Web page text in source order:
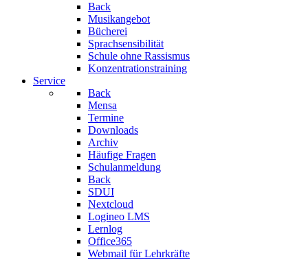
Back
Musikangebot
Bücherei
Sprachsensibilität
Schule ohne Rassismus
Konzentrationstraining
Service
Back
Mensa
Termine
Downloads
Archiv
Häufige Fragen
Schulanmeldung
Back
SDUI
Nextcloud
Logineo LMS
Lernlog
Office365
Webmail für Lehrkräfte